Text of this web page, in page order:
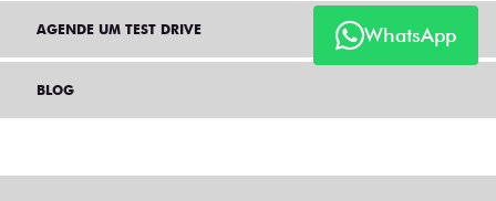
WhatsApp
AGENDE UM TEST DRIVE
BLOG